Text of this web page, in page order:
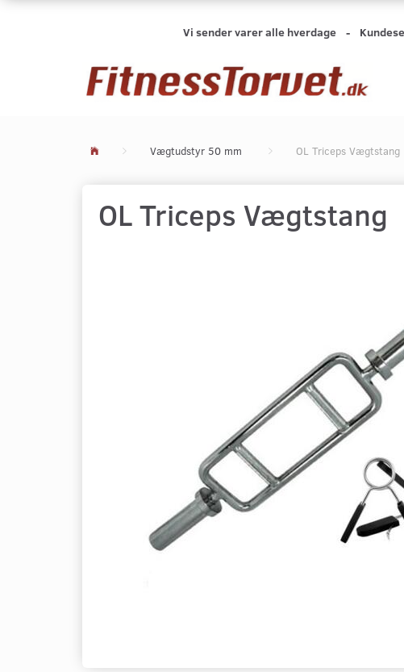
Vi sender varer alle hverdage -
Vægtudstyr 50 mm OL Triceps Vægtstang
OL Triceps Vægtstang